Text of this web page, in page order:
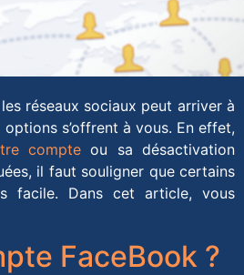
réseaux sociaux peut arriver à
s’offrent à vous. En effet,
compte ou sa désactivation
il faut souligner que certains
facile. Dans cet article, vous
FaceBook ?